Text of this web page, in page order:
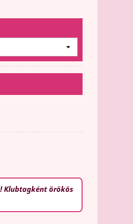
Klubtagként örökös